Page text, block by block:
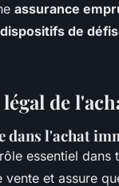
assurance
dispositifs de
légal de
dans l'achat
essentiel
et assure